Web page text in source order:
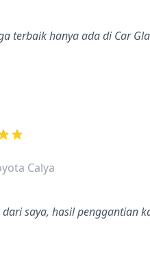
terbaik hanya ada di Car
adalah bintang lima
Calya
saya, hasil penggantian